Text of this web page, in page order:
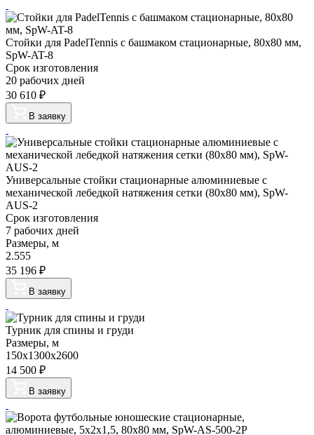
Стойки для PadelTennis с башмаком стационарные, 80х80 мм,
SpW-AT-8
Срок изготовления
20 рабочих дней
30 610 ₽
В заявку
Универсальные стойки стационарные алюминиевые с
механической лебедкой натяжения сетки (80х80 мм), SpW-
AUS-2
Срок изготовления
7 рабочих дней
Размеры, м
2.555
35 196 ₽
В заявку
Турник для спины и груди
Размеры, м
150х1300х2600
14 500 ₽
В заявку